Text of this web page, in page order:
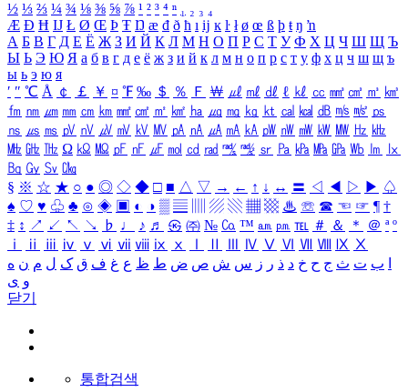
½ ⅓ ⅔ ¼ ¾ ⅛ ⅜ ⅝ ⅞ ¹ ² ³ ⁴ ⁿ ₁ ₂ ₃ ₄
Æ Ð Ħ Ĳ Ł Ø Œ Þ Ŧ Ŋ æ đ ð ħ ı ĳ ĸ ŀ ł ø œ ß þ ŧ ŋ ŉ
А Б В Г Д Е Ё Ж З И Й К Л М Н О П Р С Т У Ф Х Ц Ч Ш Щ Ъ
Ы Ь Э Ю Я а б в г д е ё ж з и й к л м н о п р с т у ф х ц ч ш щ ъ
ы ь э ю я
′ ″ ℃ Å ￠ ￡ ￥ ¤ ℉ ‰ ＄ ％ Ｆ ￦ ㎕ ㎖ ㎗ ℓ ㎘ ㏄ ㎣ ㎤ ㎥ ㎦
㎙ ㎚ ㎛ ㎜ ㎝ ㎞ ㎟ ㎠ ㎡ ㎢ ㏊ ㎍ ㎎ ㎏ ㏏ ㎈ ㎉ ㏈ ㎧ ㎨ ㎰
㎱ ㎲ ㎳ ㎴ ㎵ ㎶ ㎷ ㎸ ㎹ ㎀ ㎁ ㎂ ㎃ ㎄ ㎺ ㎻ ㎽ ㎾ ㎿ ㎐ ㎑
㎒ ㎓ ㎔ Ω ㏀ ㏁ ㎊ ㎋ ㎌ ㏖ ㏅ ㎭ ㎮ ㎯ ㏛ ㎩ ㎪ ㎫ ㎬ ㏝ ㏐
㏓
㏃ ㏉ ㏜ ㏆
§ ※ ☆ ★ ○ ● ◎ ◇ ◆ □ ■ △ ▽ → ← ↑ ↓ ↔ 〓 ◁ ◀ ▷ ▶ ♤
♠ ♡ ♥ ♧ ♣ ⊙ ◈ ▣ ◐ ◑ ▒ ▤ ▨ ▧ ▦ ▩ ♨ ☏ ☎ ☜ ☞ ¶ †
‡ ↕ ↗ ↙ ↖ ↘ ♭ ♩ ♪ ♬ ㉿ ㈜ № ㏇ ™ ㏂ ㏘ ℡ ＃ ＆ ＊ ＠ ª º
ⅰ
ⅱ ⅲ ⅳ ⅴ ⅵ ⅶ ⅷ ⅸ ⅹ Ⅳ Ⅴ Ⅵ Ⅶ Ⅷ Ⅸ Ⅹ
ب ت ث ج ح خ د ذ ر ز س ش ص ض ط ظ ع غ ف ق ک ل م ن ه
و ی
닫기
통합검색